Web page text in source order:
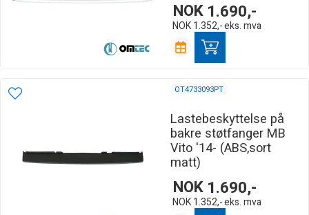
NOK 1.690,-
NOK 1.352,-eks. mva
OT4733093PT
Lastebeskyttelse på
bakre støtfanger MB
Vito '14- (ABS,sort
matt)
NOK 1.690,-
NOK 1.352,-eks. mva